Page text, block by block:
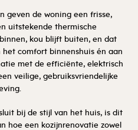
geven de woning een frisse,
uitstekende thermische
kou blijft buiten, en dat
comfort binnenshuis én aan
met de efficiënte, elektrisch
veilige, gebruiksvriendelijke
bij de stijl van het huis, is dit
hoe een kozijnrenovatie zowel